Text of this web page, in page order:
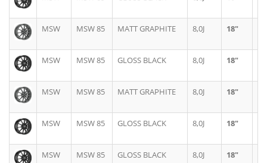
MSW MSW 85 MATT GRAPHITE 8,0J 18"
MSW MSW 85 GLOSS BLACK 8,0J 18"
MSW MSW 85 MATT GRAPHITE 8,0J 18"
MSW MSW 85 GLOSS BLACK 8,0J 18"
MSW MSW 85 GLOSS BLACK 8,0J 18"